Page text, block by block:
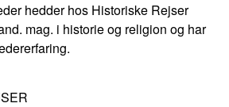
hedder hos Historiske Rejser
mag. i historie og religion og har